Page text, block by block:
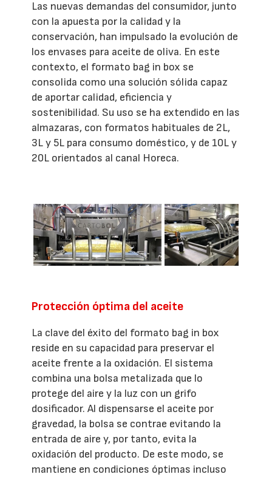
Las nuevas demandas del consumidor, junto
con la apuesta por la calidad y la
conservación, han impulsado la evolución de
los envases para aceite de oliva. En este
contexto, el formato bag in box se
consolida como una solución sólida capaz
de aportar calidad, eficiencia y
sostenibilidad. Su uso se ha extendido en las
almazaras, con formatos habituales de 2L,
3L y 5L para consumo doméstico, y de 10L y
20L orientados al canal Horeca.
Protección óptima del aceite
La clave del éxito del formato bag in box
reside en su capacidad para preservar el
aceite frente a la oxidación. El sistema
combina una bolsa metalizada que lo
protege del aire y la luz con un grifo
dosificador. Al dispensarse el aceite por
gravedad, la bolsa se contrae evitando la
entrada de aire y, por tanto, evita la
oxidación del producto. De este modo, se
mantiene en condiciones óptimas incluso